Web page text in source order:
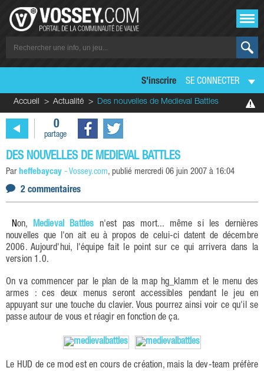
S'inscrire SE CONNECTER
Accueil Actualité Des nouvelles de Medieval Battles
0
partage
DES NOUVELLES DE MEDIEVAL BATTLES
Par heffebaycay - Vossey.com, publié mercredi 06 juin 2007 à 16:04
2 commentaires
Non, Medieval Battles n'est pas mort... même si les dernières
nouvelles que l'on ait eu à propos de celui-ci datent de décembre
2006. Aujourd'hui, l'équipe fait le point sur ce qui arrivera dans la
version 1.0.
On va commencer par le plan de la map hg_klamm et le menu des
armes : ces deux menus seront accessibles pendant le jeu en
appuyant sur une touche du clavier. Vous pourrez ainsi voir ce qu'il se
passe autour de vous et réagir en fonction de ça.
Le HUD de ce mod est en cours de création, mais la dev-team préfère